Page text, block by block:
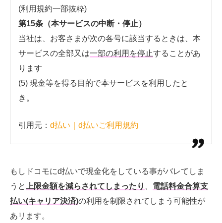
(利用規約一部抜粋)
第15条（本サービスの中断・停止）
当社は、お客さまが次の各号に該当するときは、本
サービスの全部又は一部の利用を停止することがあ
ります
(5) 現金等を得る目的で本サービスを利用したと
き。
引用元： d払い｜d払いご利用規約
もしドコモにd払いで現金化をしている事がバレてしま
うと
上限金額を減らされてしまったり
電話料金合算支
払い(キャリア決済)の利用を制限されてしまう可能性が
あリます。